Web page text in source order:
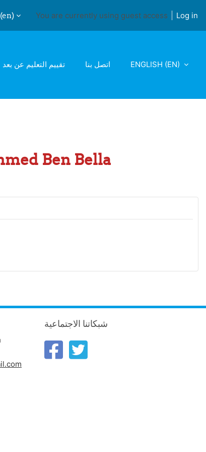
You are currently using guest access Log in
تقييم التعليم عن بعد اتصل بنا ENGLISH ‎(EN)‎
Ben Bella
شبكاتنا الاجتماعية